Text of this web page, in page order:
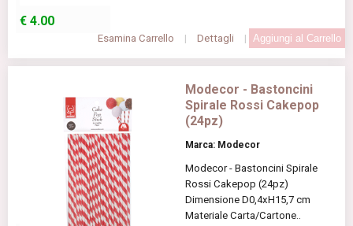
€ 4.00
Esamina Carrello | Dettagli |
Modecor - Bastoncini
Spirale Rossi Cakepop
(24pz)
Marca: Modecor
Modecor - Bastoncini Spirale
Rossi Cakepop (24pz)
Dimensione D0,4xH15,7 cm
Materiale Carta/Cartone..